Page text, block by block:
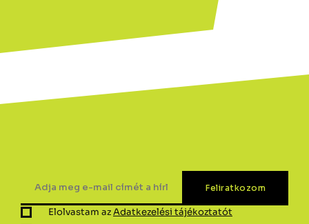
Elolvastam azAdatkezelési tájékoztatót